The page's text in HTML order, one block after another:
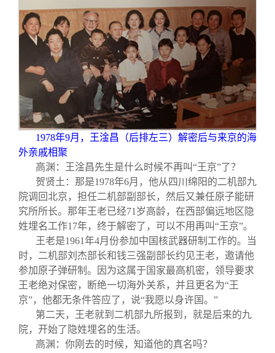
1978年9月，王淦昌（后排左三）解密后与来京的海
外亲戚相聚
高渊：王淦昌先生是什么时候不再叫“王京”了？
贺贤土：那是1978年6月，他从四川绵阳的二机部九
院调回北京，担任二机部副部长，然后又兼任原子能研
究所所长。那年王老已经71岁高龄，在西部偏远地区隐
姓埋名工作17年，终于解密了，可以不用再叫“王京”。
王老是1961年4月份参加中国核武器研制工作的。当
时，二机部刘杰部长和钱三强副部长约见王老，邀请他
参加原子弹研制。因为这属于国家最高机密，领导要求
王老绝对保密，断绝一切海外关系，并且更名为“王
京”，他都无条件答应了，说“我愿以身许国。”
第二天，王老就到二机部九所报到，就是后来的九
院，开始了隐姓埋名的生活。
高渊：你刚去的时候，知道他的真名吗？